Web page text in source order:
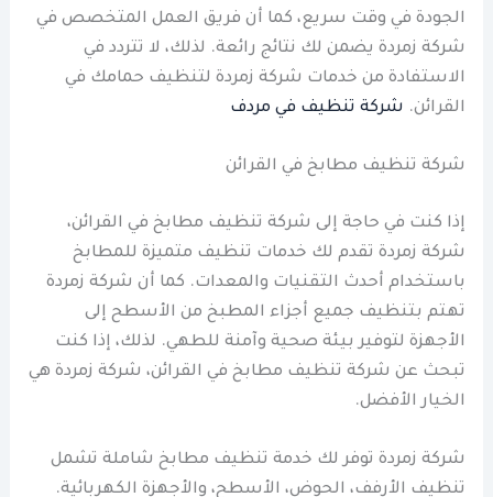
الجودة في وقت سريع، كما أن فريق العمل المتخصص في
شركة زمردة يضمن لك نتائج رائعة. لذلك، لا تتردد في
الاستفادة من خدمات شركة زمردة لتنظيف حمامك في
القرائن. شركة تنظيف في مردف
شركة تنظيف مطابخ في القرائن
إذا كنت في حاجة إلى شركة تنظيف مطابخ في القرائن،
شركة زمردة تقدم لك خدمات تنظيف متميزة للمطابخ
باستخدام أحدث التقنيات والمعدات. كما أن شركة زمردة
تهتم بتنظيف جميع أجزاء المطبخ من الأسطح إلى
الأجهزة لتوفير بيئة صحية وآمنة للطهي. لذلك، إذا كنت
تبحث عن شركة تنظيف مطابخ في القرائن، شركة زمردة هي
الخيار الأفضل.
شركة زمردة توفر لك خدمة تنظيف مطابخ شاملة تشمل
تنظيف الأرفف، الحوض، الأسطح، والأجهزة الكهربائية.